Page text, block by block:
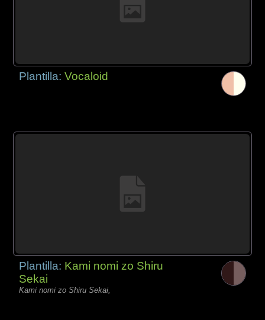
Plantilla:Vocaloid
Plantilla: Kami nomi zo Shiru
Sekai
Kami nomi zo Shiru Sekai,